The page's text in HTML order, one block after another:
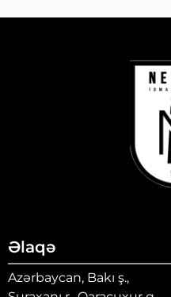
Əlaqə
Azərbaycan, Bakı ş.,